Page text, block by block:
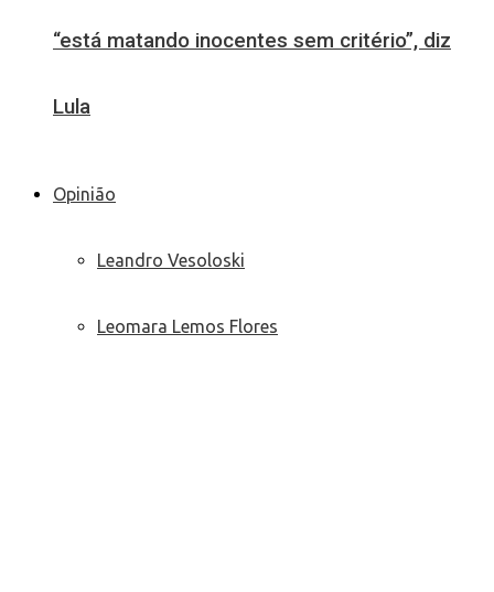
“está matando inocentes sem critério”, diz
Lula
Opinião
Leandro Vesoloski
Leomara Lemos Flores